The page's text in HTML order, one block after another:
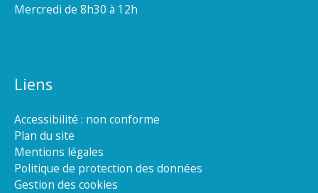
Mercredi de 8h30 à 12h
Liens
Accessibilité : non conforme
Plan du site
Mentions légales
Politique de protection des données
Gestion des cookies